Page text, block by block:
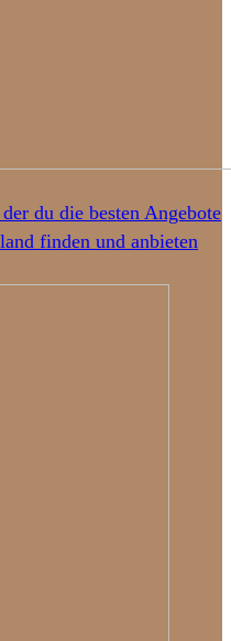
du die besten Angebote
finden und anbieten